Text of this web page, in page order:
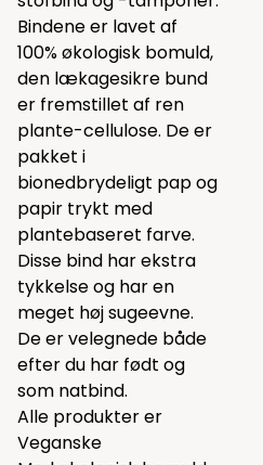
Bindene er lavet af
100% økologisk bomuld,
den lækagesikre bund
er fremstillet af ren
plante-cellulose. De er
pakket i
bionedbrydeligt pap og
papir trykt med
plantebaseret farve.
Disse bind har ekstra
tykkelse og har en
meget høj sugeevne.
De er velegnede både
efter du har født og
som natbind.
Alle produkter er
Veganske